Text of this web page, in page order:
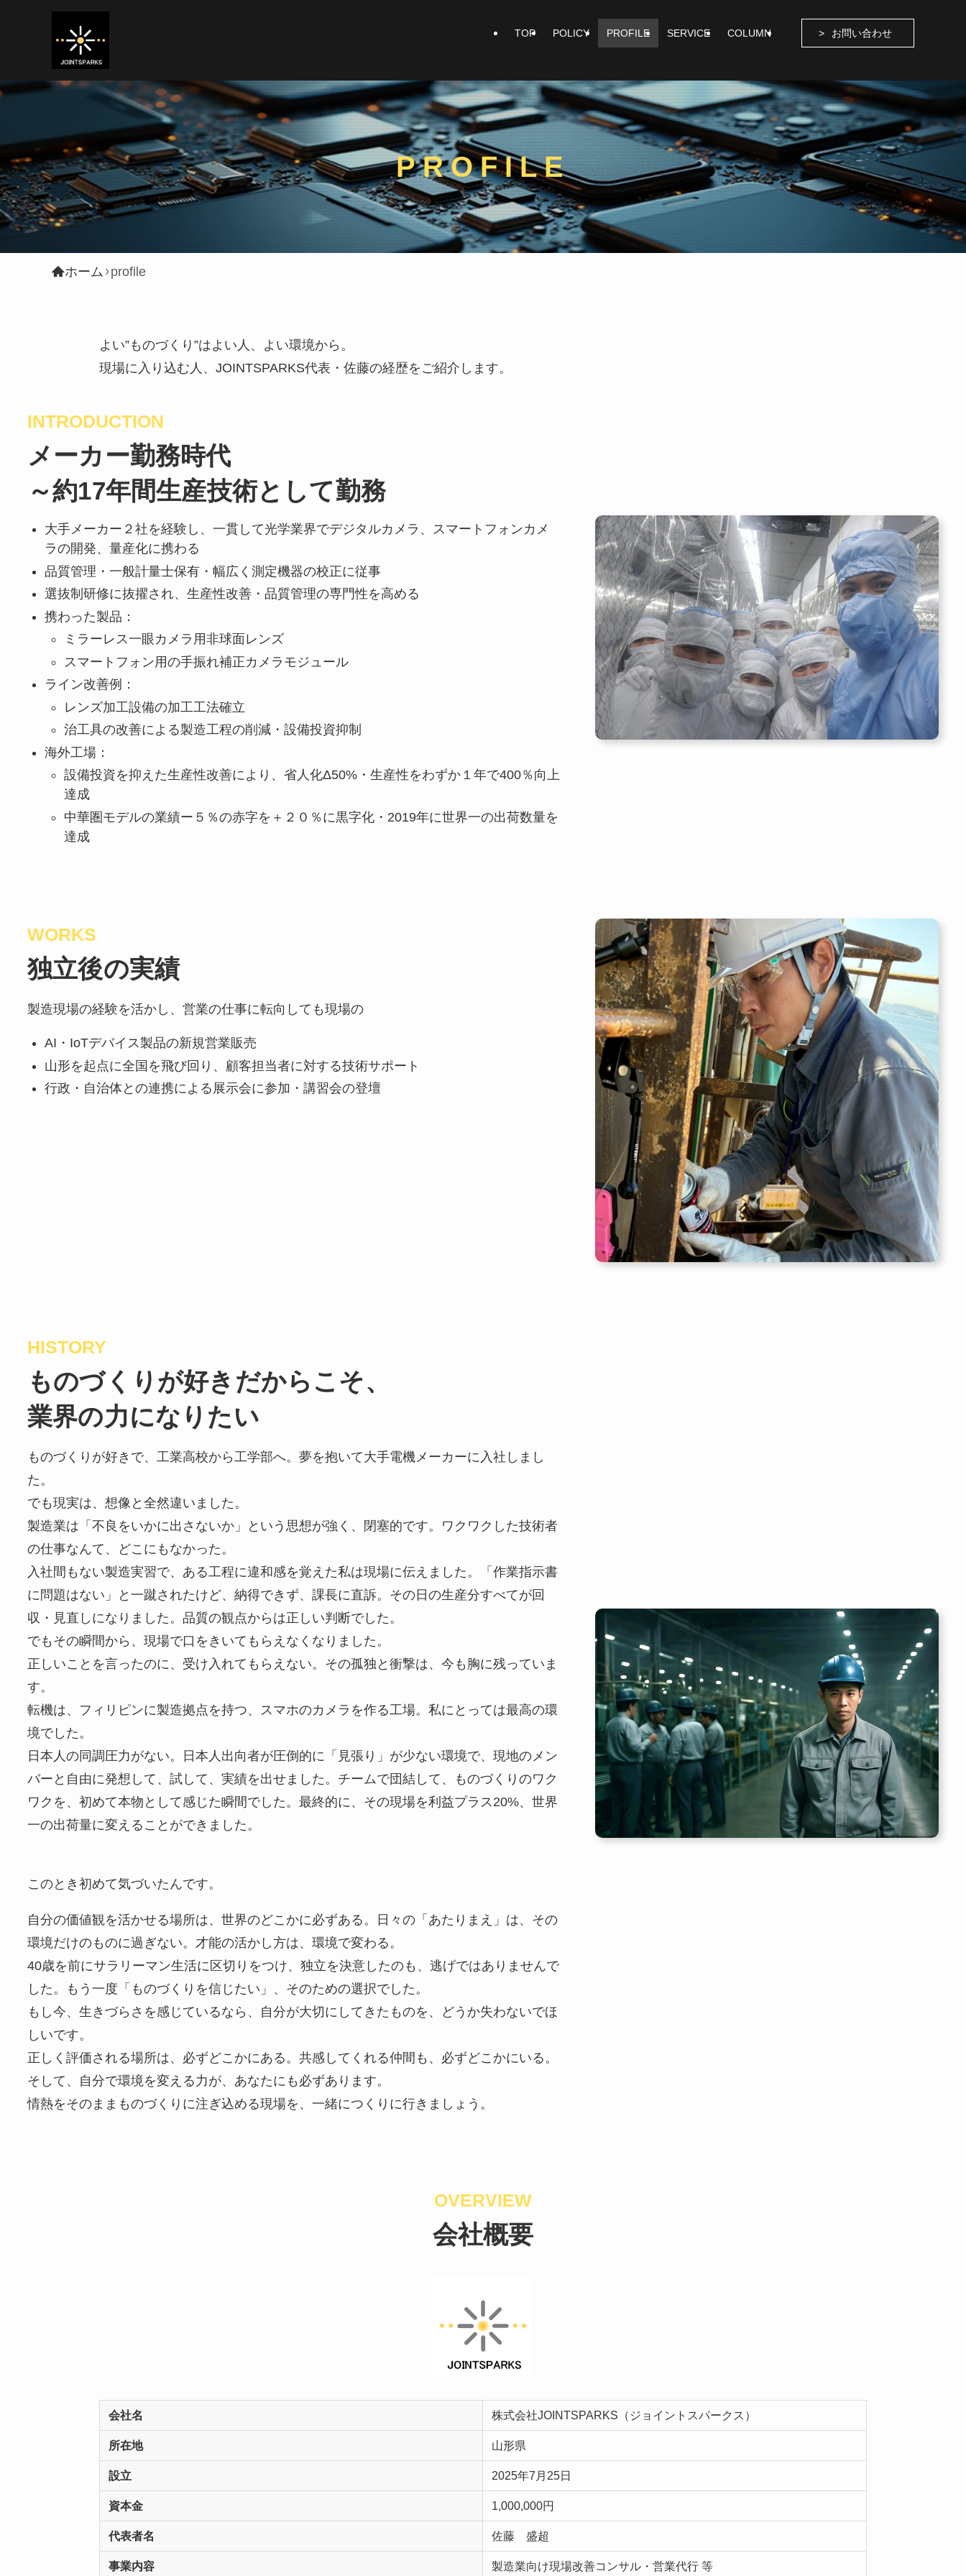
TOP POLICY PROFILE SERVICE COLUMN お問い合わせ
PROFILE
ホーム profile
よい”ものづくり”はよい人、よい環境から。
現場に入り込む人、JOINTSPARKS代表・佐藤の経歴をご紹介します。
INTRODUCTION
メーカー勤務時代
～約17年間生産技術として勤務
大手メーカー２社を経験し、一貫して光学業界でデジタルカメラ、スマートフォンカメ
ラの開発、量産化に携わる
品質管理・一般計量士保有・幅広く測定機器の校正に従事
選抜制研修に抜擢され、生産性改善・品質管理の専門性を高める
携わった製品：
ミラーレス一眼カメラ用非球面レンズ
スマートフォン用の手振れ補正カメラモジュール
ライン改善例：
レンズ加工設備の加工工法確立
治工具の改善による製造工程の削減・設備投資抑制
海外工場：
設備投資を抑えた生産性改善により、省人化Δ50%・生産性をわずか１年で400％向上
達成
中華圏モデルの業績ー５％の赤字を＋２０％に黒字化・2019年に世界一の出荷数量を
達成
WORKS
独立後の実績
製造現場の経験を活かし、営業の仕事に転向しても現場の
AI・IoTデバイス製品の新規営業販売
山形を起点に全国を飛び回り、顧客担当者に対する技術サポート
行政・自治体との連携による展示会に参加・講習会の登壇
HISTORY
ものづくりが好きだからこそ、
業界の力になりたい
ものづくりが好きで、工業高校から工学部へ。夢を抱いて大手電機メーカーに入社しまし
た。
でも現実は、想像と全然違いました。
製造業は「不良をいかに出さないか」という思想が強く、閉塞的です。ワクワクした技術者
の仕事なんて、どこにもなかった。
入社間もない製造実習で、ある工程に違和感を覚えた私は現場に伝えました。「作業指示書
に問題はない」と一蹴されたけど、納得できず、課長に直訴。その日の生産分すべてが回
収・見直しになりました。品質の観点からは正しい判断でした。
でもその瞬間から、現場で口をきいてもらえなくなりました。
正しいことを言ったのに、受け入れてもらえない。その孤独と衝撃は、今も胸に残っていま
す。
転機は、フィリピンに製造拠点を持つ、スマホのカメラを作る工場。私にとっては最高の環
境でした。
日本人の同調圧力がない。日本人出向者が圧倒的に「見張り」が少ない環境で、現地のメン
バーと自由に発想して、試して、実績を出せました。チームで団結して、ものづくりのワク
ワクを、初めて本物として感じた瞬間でした。最終的に、その現場を利益プラス20%、世界
一の出荷量に変えることができました。
このとき初めて気づいたんです。
自分の価値観を活かせる場所は、世界のどこかに必ずある。日々の「あたりまえ」は、その
環境だけのものに過ぎない。才能の活かし方は、環境で変わる。
40歳を前にサラリーマン生活に区切りをつけ、独立を決意したのも、逃げではありませんで
した。もう一度「ものづくりを信じたい」、そのための選択でした。
もし今、生きづらさを感じているなら、自分が大切にしてきたものを、どうか失わないでほ
しいです。
正しく評価される場所は、必ずどこかにある。共感してくれる仲間も、必ずどこかにいる。
そして、自分で環境を変える力が、あなたにも必ずあります。
情熱をそのままものづくりに注ぎ込める現場を、一緒につくりに行きましょう。
OVERVIEW
会社概要
会社名 株式会社JOINTSPARKS（ジョイントスパークス）
所在地 山形県
設立 2025年7月25日
資本金 1,000,000円
代表者名 佐藤 盛超
事業内容 製造業向け現場改善コンサル・営業代行 等